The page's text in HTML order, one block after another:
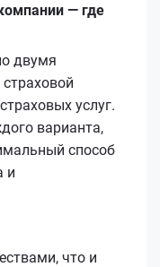
— где
двумя
услуг.
варианта,
способ
и
что и